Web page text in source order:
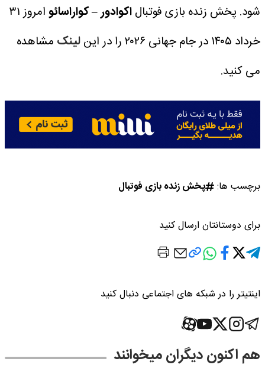
شود. پخش زنده بازی فوتبالاکوادور – کواراسائو
امروز ۳۱
خرداد ۱۴۰۵ در جام جهانی ۲۰۲۶ را در این
لینک مشاهده
می کنید.
برچسب ها: پخش زنده بازی فوتبال
برای دوستانتان ارسال کنید
اینتیتر را در شبکه های اجتماعی دنبال کنید
هم اکنون دیگران میخوانند